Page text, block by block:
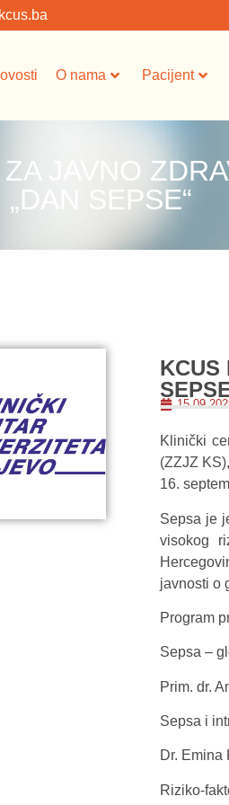
O nama Pacijent
JAVNO
SEPSE“
KCUS
Klinički
(ZZJZ
16.
Sepsa je
visokog
javnosti o
Program
Sepsa –
Prim. dr.
Sepsa i
Dr. Emina
Riziko-